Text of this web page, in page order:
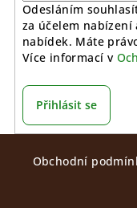
Odesláním
za účelem nabízení
nabídek. Máte
Více informací v
Přihlásit se
Obchodní